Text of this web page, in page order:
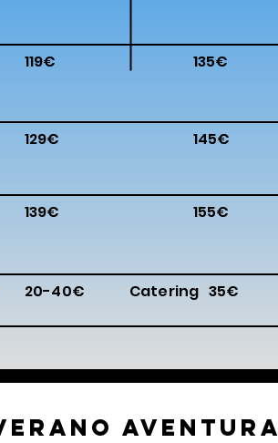
119€ 135€
129€ 145€
139€ 155€
20-40€ Catering 35€
Aventura